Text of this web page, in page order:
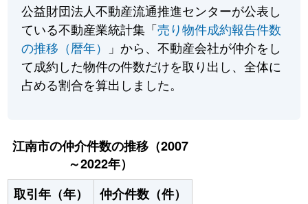
公益財団法人不動産流通推進センターが公表し
ている不動産業統計集「売り物件成約報告件数
の推移（暦年）
」から、不動産会社が仲介をし
て成約した物件の件数だけを取り出し、全体に
占める割合を算出しました。
江南市の仲介件数の推移（2007
～2022年）
取引年（年）
仲介件数（件）